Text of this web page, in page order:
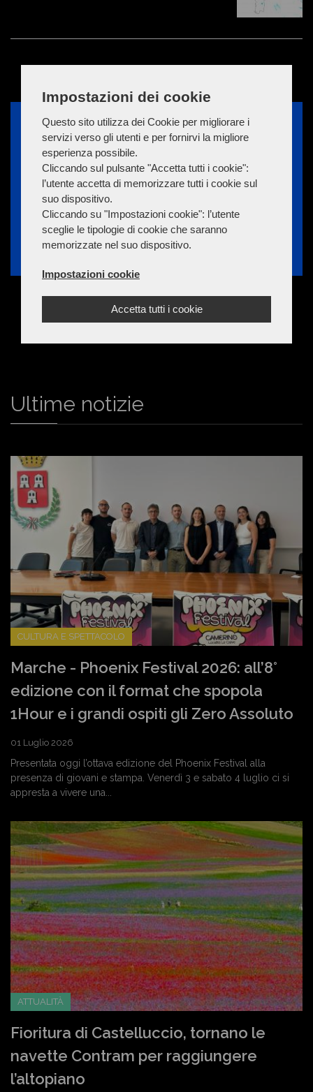
Impostazioni dei cookie
Questo sito utilizza dei Cookie per migliorare i
servizi verso gli utenti e per fornirvi la migliore
esperienza possibile.
Cliccando sul pulsante "Accetta tutti i cookie":
l’utente accetta di memorizzare tutti i cookie sul
suo dispositivo.
Cliccando su "Impostazioni cookie": l’utente
sceglie le tipologie di cookie che saranno
memorizzate nel suo dispositivo.
Impostazioni cookie
Accetta tutti i cookie
Ultime notizie
CULTURA E SPETTACOLO
Marche - Phoenix Festival 2026: all’8°
edizione con il format che spopola
1Hour e i grandi ospiti gli Zero Assoluto
01 Luglio 2026
Presentata oggi l’ottava edizione del Phoenix Festival alla
presenza di giovani e stampa. Venerdì 3 e sabato 4 luglio ci si
appresta a vivere una...
ATTUALITÀ
Fioritura di Castelluccio, tornano le
navette Contram per raggiungere
l’altopiano